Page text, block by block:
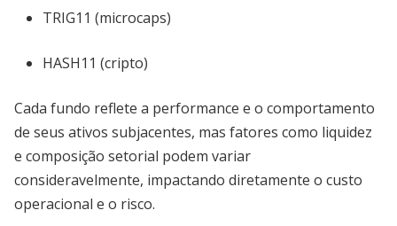
TRIG11 (microcaps)
HASH11 (cripto)
Cada fundo reflete a performance e o comportamento
de seus ativos subjacentes, mas fatores como liquidez
e composição setorial podem variar
consideravelmente, impactando diretamente o custo
operacional e o risco.